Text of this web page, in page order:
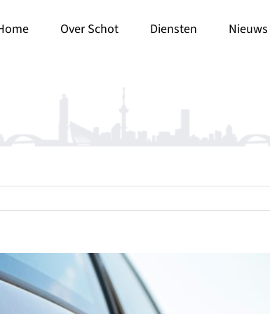
Over Schot Diensten Nieuws